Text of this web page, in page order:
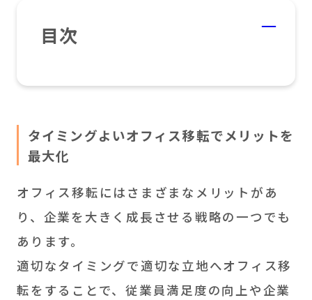
目次
タイミングよいオフィス移転でメリットを
最大化
オフィス移転にはさまざまなメリットがあ
り、企業を大きく成長させる戦略の一つでも
あります。
適切なタイミングで適切な立地へオフィス移
転をすることで、従業員満足度の向上や企業